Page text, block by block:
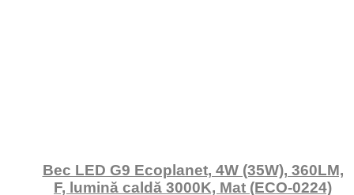
Bec LED G9 Ecoplanet, 4W (35W), 360LM,
F, lumină caldă 3000K, Mat (ECO-0224)